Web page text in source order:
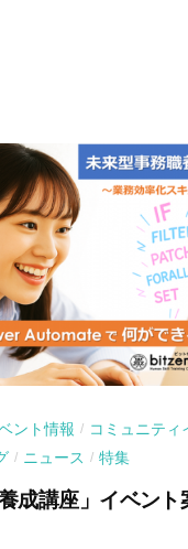
ント情報 / コミュニティ
/ ニュース / 特集
成講座」イベント